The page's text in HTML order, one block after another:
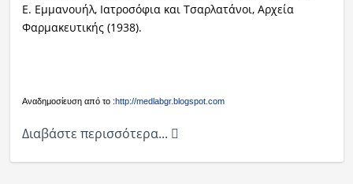
Ε. Εμμανουήλ, Ιατροσόφια και Τσαρλατάνοι, Αρχεία
Φαρμακευτικής (1938).
Aναδημοσίευση από το :http://medlabgr.blogspot.com
Διαβάστε περισσότερα...